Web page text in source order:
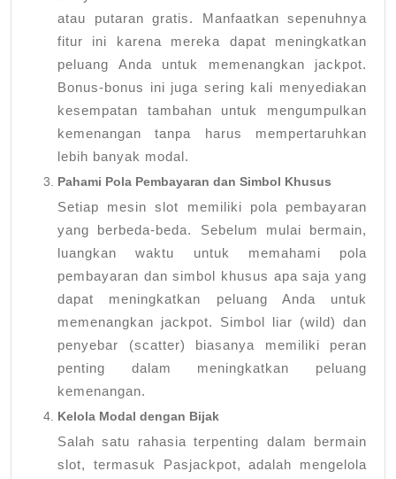
atau putaran gratis. Manfaatkan sepenuhnya
fitur ini karena mereka dapat meningkatkan
peluang Anda untuk memenangkan jackpot.
Bonus-bonus ini juga sering kali menyediakan
kesempatan tambahan untuk mengumpulkan
kemenangan tanpa harus mempertaruhkan
lebih banyak modal.
Pahami Pola Pembayaran dan Simbol Khusus
Setiap mesin slot memiliki pola pembayaran
yang berbeda-beda. Sebelum mulai bermain,
luangkan waktu untuk memahami pola
pembayaran dan simbol khusus apa saja yang
dapat meningkatkan peluang Anda untuk
memenangkan jackpot. Simbol liar (wild) dan
penyebar (scatter) biasanya memiliki peran
penting dalam meningkatkan peluang
kemenangan.
Kelola Modal dengan Bijak
Salah satu rahasia terpenting dalam bermain
slot, termasuk Pasjackpot, adalah mengelola